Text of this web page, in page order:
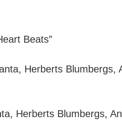
Beats”
Herberts Blumbergs,
Herberts Blumbergs,